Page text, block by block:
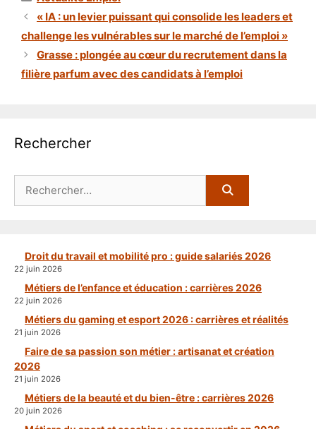
« IA : un levier puissant qui consolide les leaders et
challenge les vulnérables sur le marché de l’emploi »
Grasse : plongée au cœur du recrutement dans la
filière parfum avec des candidats à l’emploi
Rechercher
Droit du travail et mobilité pro : guide salariés 2026
22 juin 2026
Métiers de l’enfance et éducation : carrières 2026
22 juin 2026
Métiers du gaming et esport 2026 : carrières et réalités
21 juin 2026
Faire de sa passion son métier : artisanat et création
2026
21 juin 2026
Métiers de la beauté et du bien-être : carrières 2026
20 juin 2026